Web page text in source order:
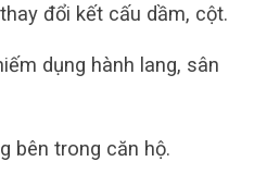
đổi kết cấu dầm, cột.
dụng hành lang, sân
bên trong căn hộ.